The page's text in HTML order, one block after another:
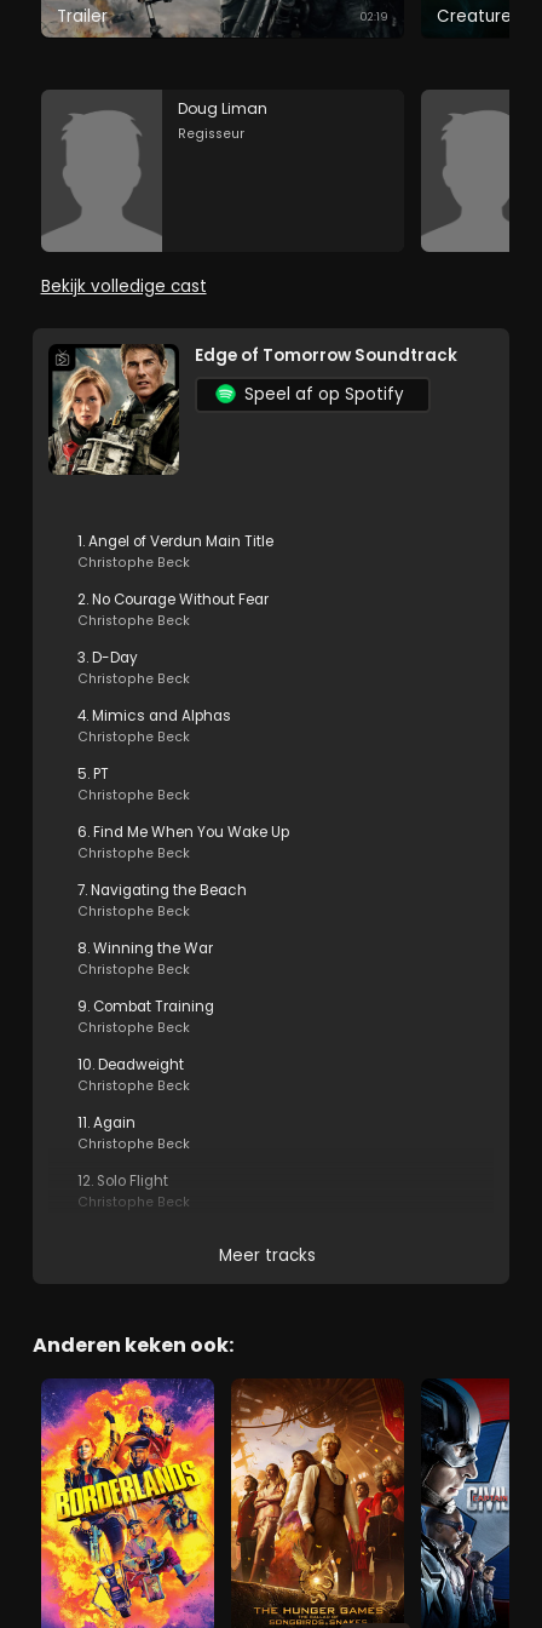
Trailer 02:19 Creatures
Doug Liman
Regisseur
Bekijk volledige cast
Edge of Tomorrow Soundtrack
Speel af op Spotify
1. Angel of Verdun Main Title
Christophe Beck
2. No Courage Without Fear
Christophe Beck
3. D-Day
Christophe Beck
4. Mimics and Alphas
Christophe Beck
5. PT
Christophe Beck
6. Find Me When You Wake Up
Christophe Beck
7. Navigating the Beach
Christophe Beck
8. Winning the War
Christophe Beck
9. Combat Training
Christophe Beck
10. Deadweight
Christophe Beck
11. Again
Christophe Beck
12. Solo Flight
Christophe Beck
Meer tracks
Anderen keken ook: